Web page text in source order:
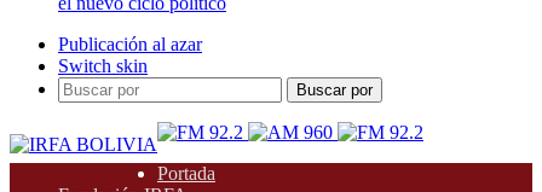
Publicación al azar
Switch skin
Buscar por
Portada